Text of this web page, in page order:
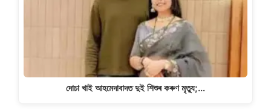
দোচা খাই আহমেদাবাদত দুই শিশুৰ কৰুণ মৃত্যু;…